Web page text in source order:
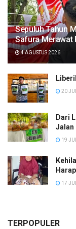
Sepuluh Tahun
Safura Merawat
4 AGUSTUS 2026
20
Dari
Jalan
19
17
TERPOPULER